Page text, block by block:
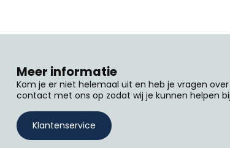
Meer informatie
Kom je er niet helemaal uit en heb je vragen
contact met ons op zodat wij je kunnen helpen
Klantenservice